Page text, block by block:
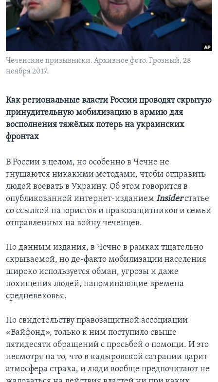
Learning English
СОЦИАЛЬНЫЕ СЕТИ
Чеченские призывники. Архивное фото. Грозный, 28
ноября 2017.
Как региональные власти России проводят скрытую
принудительную мобилизацию в армию для
восполнения тяжёлых потерь на украинских
фронтах
В России в целом, но особенно в Чечне не
гнушаются никакими методами, чтобы отправить
людей воевать в Украину. Об этом говорится в
опубликованной интернет-изданием Insiderстатье
со ссылкой на юристов и правозащитников и семьи
отправленных на войну чеченцев.
По данным издания, в Чечне в рамках тщательно
скрываемой, но де-факто мобилизации населения
широко используется обман, угрозы и даже
похищения людей, напоминающие времена
средневековья.
По свидетельству правозащитной ассоциации
«Вайфонд», только к ним поступило свыше
пятидесяти обращений с просьбой о помощи. И это
несмотря на то, что в кадыровской сатрапии царит
атмосфера страха, и люди вообще предпочитают не